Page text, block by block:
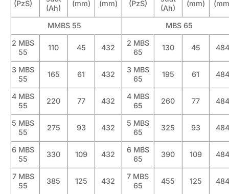
(PzS)
(Ah)
(mm)
(mm)
(PzS)
(Ah)
(mm)
MMBS 55
MBS 65
2 MBS
55
110 45 432
2 MBS
65
130 45
3 MBS
55
165 61 432
3 MBS
65
195 61
4 MBS
55
220 77 432
4 MBS
65
260 77
5 MBS
55
275 93 432
5 MBS
65
325 93
6 MBS
55
330 109 432
6 MBS
65
390 109
7 MBS
55
385 125 432
7 MBS
65
455 125